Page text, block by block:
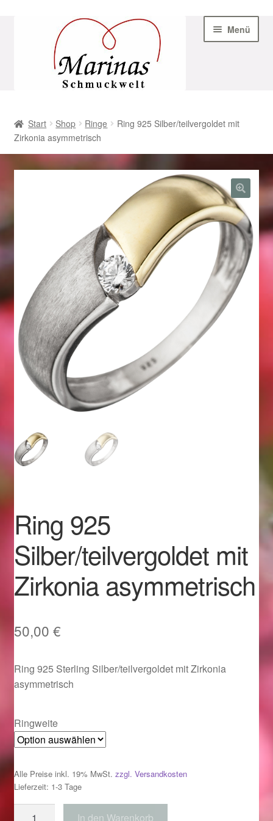
Navigation
Menü
AGB
Beispiel-Seite
Geschenke zu Ostern 2023
Geschenke zu Ostern 2024
Geschenkideen für Weihnachten 2022
Geschenkideen für Weihnachten 2023
Geschenkideen für Weihnachten 2024
Geschenkideen für Weihnachten 2025
Halloween Schmuck online kaufen 2015
Halloween Schmuck online kaufen 2016
Halloween Schmuck online kaufen 2018
Im Gedenken an
Impressum
Karneval 2015 – Schmuck zu Fasching & Co.
Karneval 2020 – Schmuck zu Fasching & Co.
Kasse
Liefer- und Versandkosten
Magisches und Festliches zu Halloween
Start Shop Ringe
Ring 925 Silber/teilvergoldet mit
Zirkonia asymmetrisch
Ring 925
Silber/teilvergoldet mit
Zirkonia asymmetrisch
50,00 €
Ring 925 Sterling Silber/teilvergoldet mit Zirkonia
asymmetrisch
Ringweite
Alle Preise inkl. 19% MwSt. zzgl. Versandkosten
Lieferzeit: 1-3 Tage
In den Warenkorb